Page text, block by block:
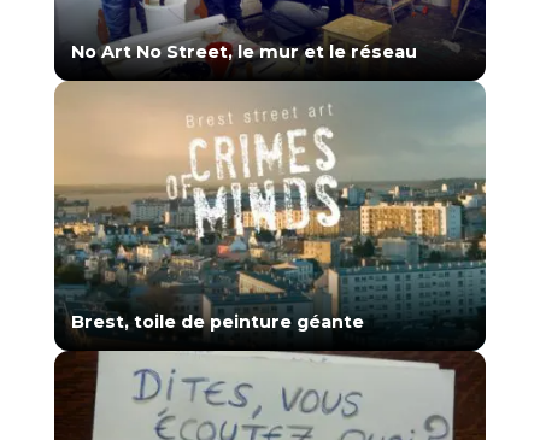
No Art No Street, le mur et le réseau
Brest, toile de peinture géante